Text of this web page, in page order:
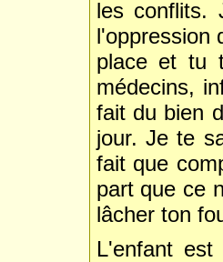
les conflits.
l'oppression
place et tu
médecins,
fait du bien
jour. Je te
fait que
part que ce
lâcher ton
L'enfant